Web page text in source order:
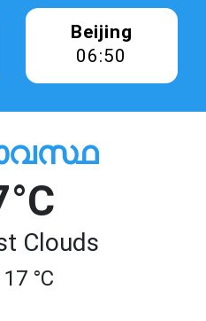
Beijing
06:50
Clouds
°C